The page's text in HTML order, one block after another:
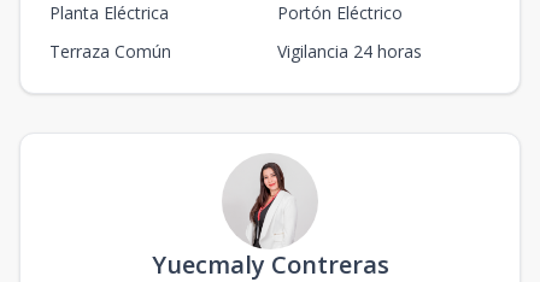
Planta Eléctrica
Portón Eléctrico
Terraza Común
Vigilancia 24 horas
Yuecmaly Contreras